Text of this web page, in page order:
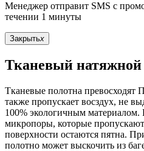
Менеджер отправит SMS с
течении 1 минуты
Закрытьx
Тканевый натяжной
Тканевые полотна
также пропускает восздух, не
100% экологичным материалом.
микропоры, которые
поверхности остаются пятна.
полотно может выскочить из